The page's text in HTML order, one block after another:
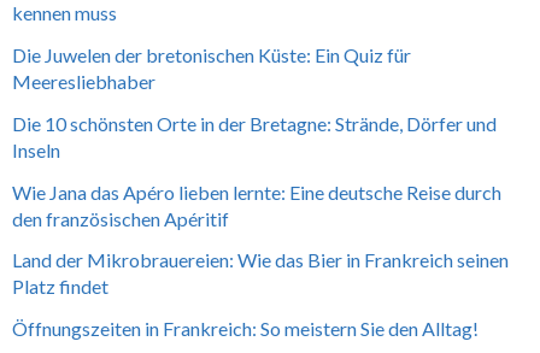
kennen muss
Die Juwelen der bretonischen Küste: Ein Quiz für
Meeresliebhaber
Die 10 schönsten Orte in der Bretagne: Strände, Dörfer und
Inseln
Wie Jana das Apéro lieben lernte: Eine deutsche Reise durch
den französischen Apéritif
Land der Mikrobrauereien: Wie das Bier in Frankreich seinen
Platz findet
Öffnungszeiten in Frankreich: So meistern Sie den Alltag!